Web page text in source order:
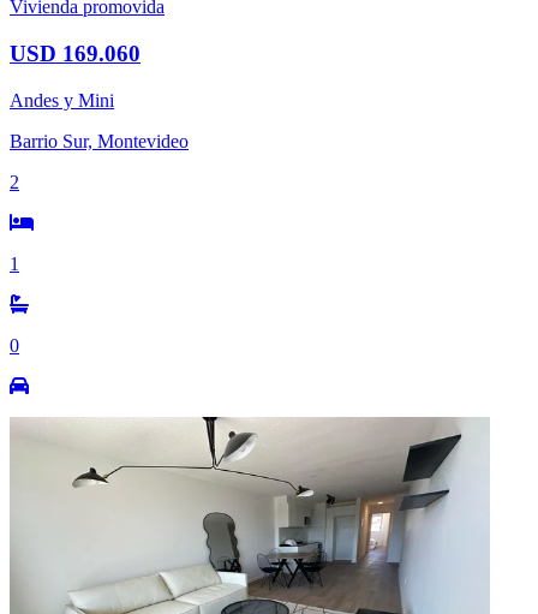
Vivienda promovida
USD 169.060
Andes y Mini
Barrio Sur, Montevideo
2
1
0